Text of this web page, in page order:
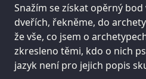
Snažím se získat opěrný
dveřích, řekněme, do
že vše, co jsem o
zkresleno těmi, kdo o nich
jazyk není pro jejich popis